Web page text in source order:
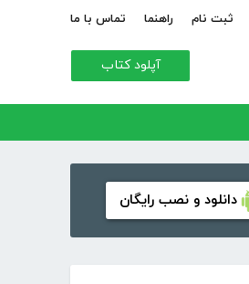
ثبت نام راهنما تماس با ما
آپلود کتاب
دانلود و نصب رایگان